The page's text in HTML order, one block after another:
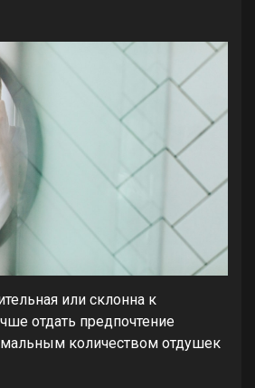
или склонна к
отдать предпочтение
количеством отдушек